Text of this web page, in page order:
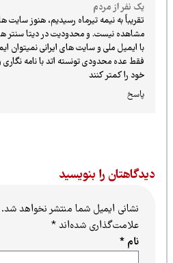
یک نفر از مردم
تقریباً به نیمه تیرماه رسیدیم، هنوز سایت های
مشاهده نیست. و محدودیت در دیتا سنتر ها وجود
با ایمیل ملی و سایت های ایرانی نمیتوان ایمیل
فقط عده محدودی تونسته اتد با نامه نگاری و
خود را کمتر کنند
را بنویسید
نشانی ایمیل شما منتشر نخواهد شد.
علامت‌گذاری شده‌اند*